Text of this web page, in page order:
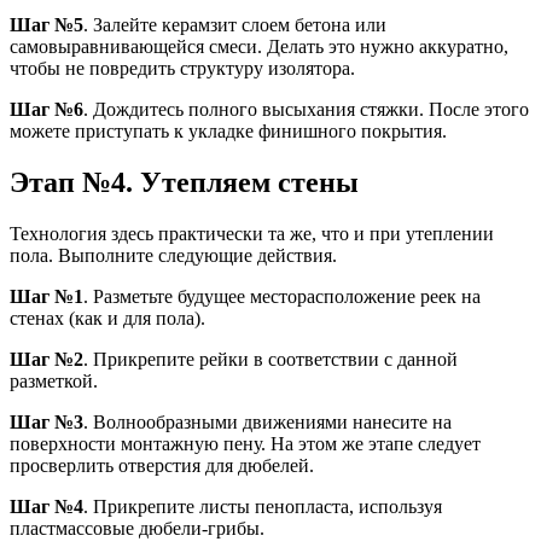
Шаг №5. Залейте керамзит слоем бетона или
самовыравнивающейся смеси. Делать это нужно аккуратно,
чтобы не повредить структуру изолятора.
Шаг №6. Дождитесь полного высыхания стяжки. После этого
можете приступать к укладке финишного покрытия.
Этап №4. Утепляем стены
Технология здесь практически та же, что и при утеплении
пола. Выполните следующие действия.
Шаг №1. Разметьте будущее месторасположение реек на
стенах (как и для пола).
Шаг №2. Прикрепите рейки в соответствии с данной
разметкой.
Шаг №3. Волнообразными движениями нанесите на
поверхности монтажную пену. На этом же этапе следует
просверлить отверстия для дюбелей.
Шаг №4. Прикрепите листы пенопласта, используя
пластмассовые дюбели-грибы.